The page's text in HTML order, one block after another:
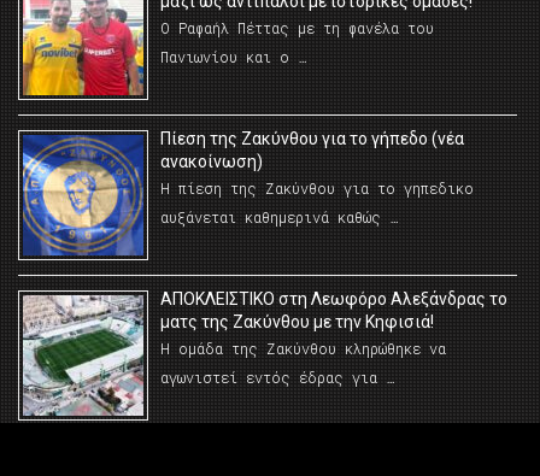
Ο Ραφαήλ Πέττας με τη φανέλα του
Πανιωνίου και ο …
Πίεση της Ζακύνθου για το γήπεδο (νέα
ανακοίνωση)
Η πίεση της Ζακύνθου για το γηπεδικο
αυξάνεται καθημερινά καθώς …
AΠΟΚΛΕΙΣΤΙΚΟ στη Λεωφόρο Αλεξάνδρας το
ματς της Ζακύνθου με την Κηφισιά!
Η ομάδα της Ζακύνθου κληρώθηκε να
αγωνιστεί εντός έδρας για …